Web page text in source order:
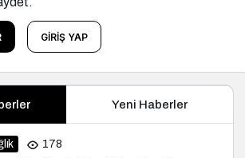
GIRIŞ YAP
Yeni Haberler
178